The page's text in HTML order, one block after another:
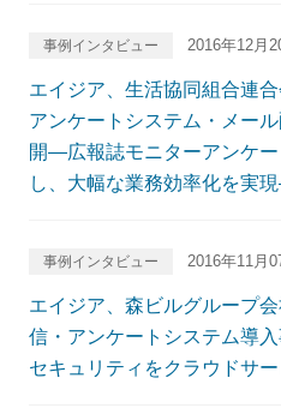
事例インタビュー 2016年12月
エイジア、生活協同組合連
アンケートシステム・メー
開―広報誌モニターアンケ
し、大幅な業務効率化を実
事例インタビュー 2016年11月
エイジア、森ビルグループ
信・アンケートシステム導
セキュリティをクラウドサ